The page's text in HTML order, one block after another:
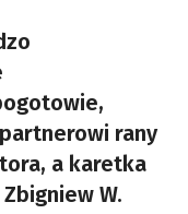
rany
a karetka
W.